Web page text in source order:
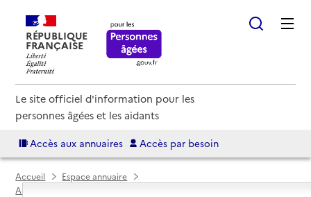
RÉPUBLIQUE
FRANÇAISE
Le site officiel d'information pour les
personnes âgées et les aidants
Accès aux annuaires Accès par besoin
Accueil
Espace annuaire
Annuaire EHPAD et maisons de retraite